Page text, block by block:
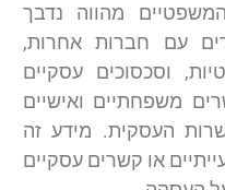
מהווה נדבך
עם חברות אחרות,
וסכסוכים עסקיים
משפחתיים ואישיים
העסקית. מידע זה
או קשרים עסקיים